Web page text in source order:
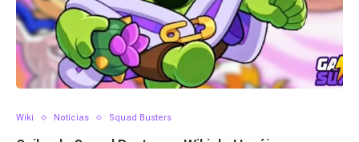
Wiki Notícias Squad Busters